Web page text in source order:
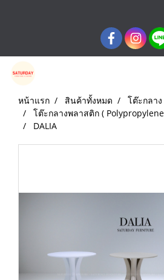
หน้าแรก สินค้าทั้งหมด
โต๊ะกลา
โต๊ะกลางพลาสติก (
DALIA